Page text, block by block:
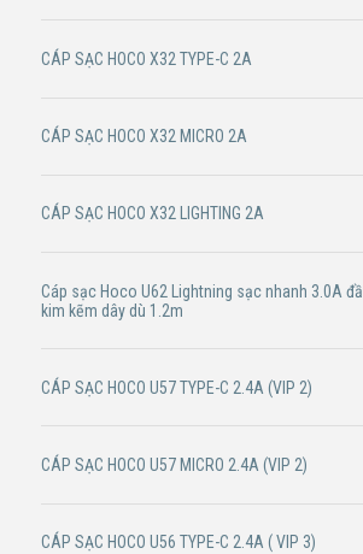
CÁP SẠC HOCO X32 TYPE-C 2A
CÁP SẠC HOCO X32 MICRO 2A
CÁP SẠC HOCO X32 LIGHTING 2A
Cáp sạc Hoco U62 Lightning sạc nhanh 3.0A
kim kẽm dây dù 1.2m
CÁP SẠC HOCO U57 TYPE-C 2.4A (VIP 2)
CÁP SẠC HOCO U57 MICRO 2.4A (VIP 2)
CÁP SẠC HOCO U56 TYPE-C 2.4A ( VIP 3)